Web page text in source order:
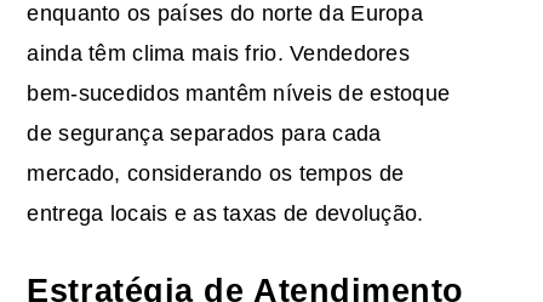
enquanto os países do norte da Europa
ainda têm clima mais frio. Vendedores
bem-sucedidos mantêm níveis de estoque
de segurança separados para cada
mercado, considerando os tempos de
entrega locais e as taxas de devolução.
Estratégia de Atendimento